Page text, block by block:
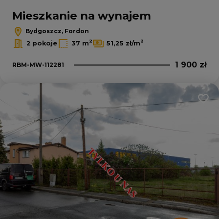
Mieszkanie na wynajem
Bydgoszcz, Fordon
2 pokoje
37 m2 51,25 zł/m2
RBM-MW-112281 1 900 zł